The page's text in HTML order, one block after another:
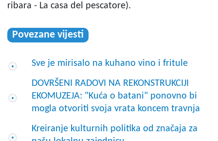
ribara - La casa del pescatore).
Povezane vijesti
Sve je mirisalo na kuhano vino i fritule
DOVRŠENI RADOVI NA REKONSTRUKCIJI
EKOMUZEJA: "Kuća o batani" ponovno bi
mogla otvoriti svoja vrata koncem travnja
Kreiranje kulturnih politika od značaja za